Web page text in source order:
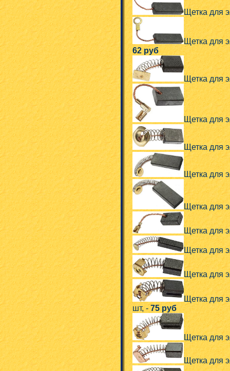
Щетка для
Щетка для
62 руб
Щетка для
Щетка для
Щетка для
Щетка для
Щетка для
Щетка для
Щетка для
Щетка для
Щетка для
шт, -75 руб
Щетка для
Щетка для